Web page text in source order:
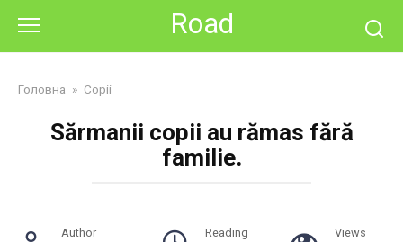
content
Road
Головна » Copii
Sărmanii copii au rămas fără
familie.
Author Reading Views